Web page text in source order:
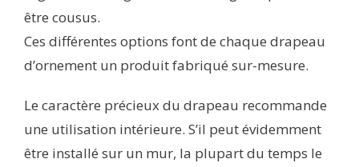
être cousus.
Ces différentes options font de chaque drapeau
d’ornement un produit fabriqué sur-mesure.
Le caractère précieux du drapeau recommande
une utilisation intérieure. S’il peut évidemment
être installé sur un mur, la plupart du temps le